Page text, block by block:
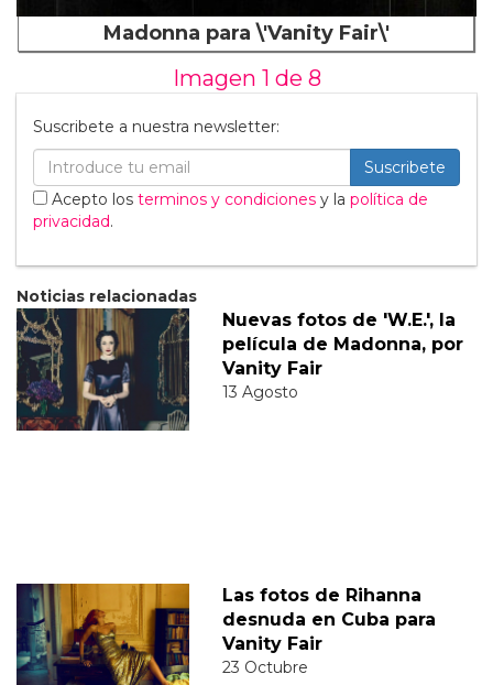
Madonna para \'Vanity Fair\'
Imagen 1 de 8
Suscribete a nuestra newsletter:
Suscribete
Acepto los terminos y condiciones y la política de
privacidad.
Noticias relacionadas
Nuevas fotos de 'W.E.', la
película de Madonna, por
Vanity Fair
13 Agosto
Las fotos de Rihanna
desnuda en Cuba para
Vanity Fair
23 Octubre